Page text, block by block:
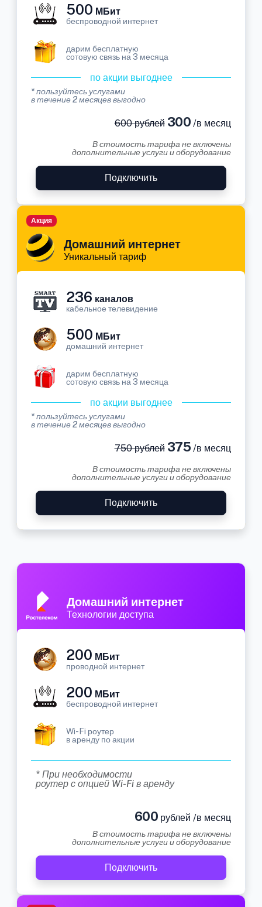
500 МБит
беспроводной интернет
дарим бесплатную
сотовую связь на 3 месяца
по акции выгоднее
* пользуйтесь услугами
в течение 2 месяцев выгодно
600 рублей300 /в месяц
В стоимость тарифа не включены
дополнительные услуги и оборудование
Подключить
Домашний интернет
Уникальный тариф
Акция
236 каналов
кабельное телевидение
500 МБит
домашний интернет
дарим бесплатную
сотовую связь на 3 месяца
по акции выгоднее
* пользуйтесь услугами
в течение 2 месяцев выгодно
750 рублей375 /в месяц
В стоимость тарифа не включены
дополнительные услуги и оборудование
Подключить
Домашний интернет
Технологии доступа
200 МБит
проводной интернет
200 МБит
беспроводной интернет
Wi-Fi роутер
в аренду по акции
* При необходимости
роутер с опцией Wi-Fi в аренду
600 рублей /в месяц
В стоимость тарифа не включены
дополнительные услуги и оборудование
Подключить